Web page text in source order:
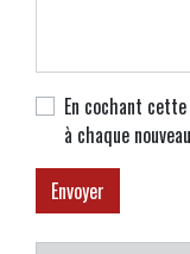
En cochant
à chaque